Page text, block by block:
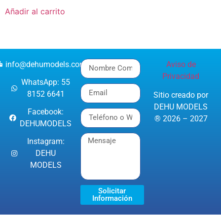
Añadir al carrito
info@dehumodels.com
WhatsApp: 55
8152 6641
Facebook:
DEHUMODELS
Instagram:
DEHU
MODELS
Solicitar
Información
Aviso de
Privacidad
Sitio creado por
DEHU MODELS
® 2026 – 2027